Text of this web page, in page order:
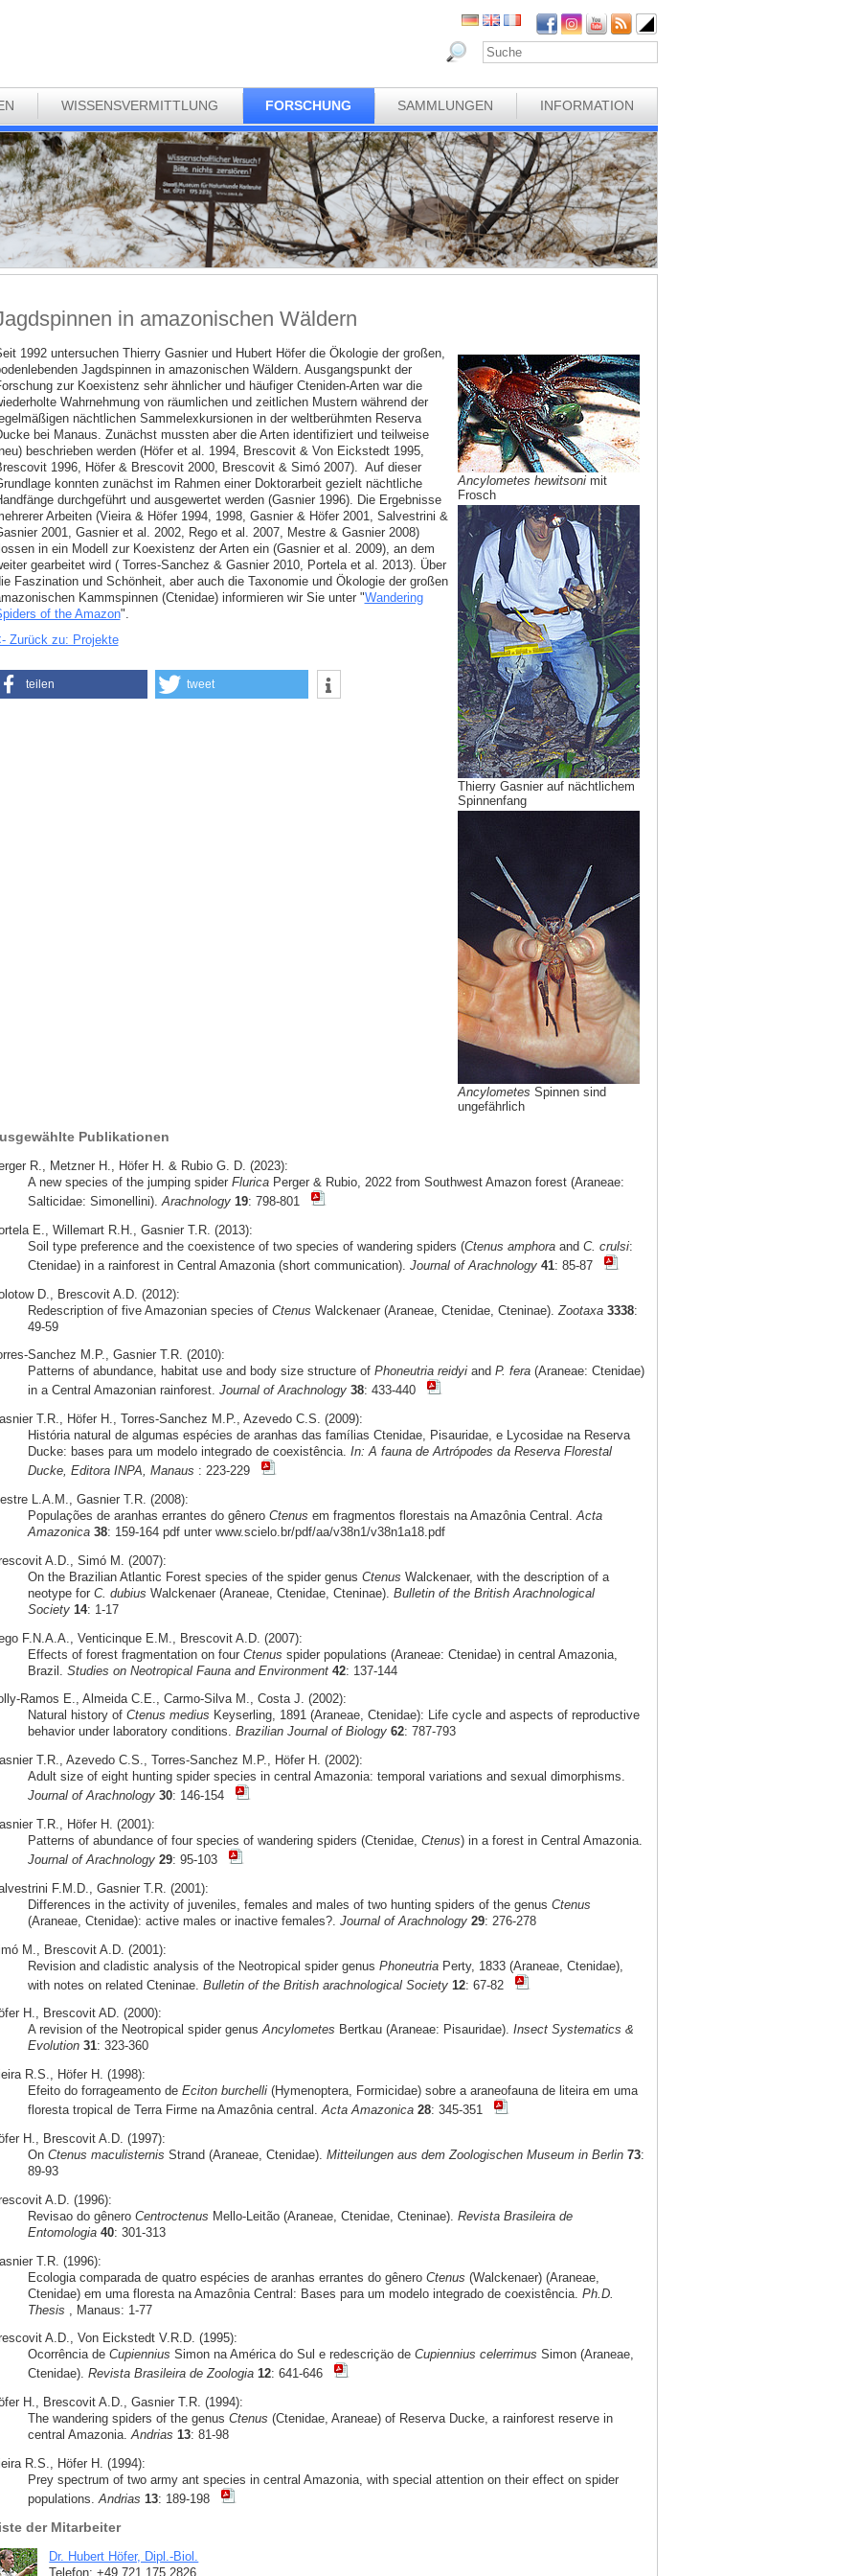
WISSENSVERMITTLUNG FORSCHUNG SAMMLUNGEN INFORMATION
in amazonischen Wäldern
Ancylometes hewitsoni mit
Frosch
Thierry Gasnier auf nächtlichem
Spinnenfang
Ancylometes Spinnen sind
ungefährlich
1992 untersuchen Thierry Gasnier und Hubert Höfer die Ökologie der großen,
Jagdspinnen in amazonischen Wäldern. Ausgangspunkt der
zur Koexistenz sehr ähnlicher und häufiger Cteniden-Arten war die
Wahrnehmung von räumlichen und zeitlichen Mustern während der
nächtlichen Sammelexkursionen in der weltberühmten Reserva
bei Manaus. Zunächst mussten aber die Arten identifiziert und teilweise
beschrieben werden (Höfer et al. 1994, Brescovit & Von Eickstedt 1995,
1996, Höfer & Brescovit 2000, Brescovit & Simó 2007). Auf dieser
konnten zunächst im Rahmen einer Doktorarbeit gezielt nächtliche
durchgeführt und ausgewertet werden (Gasnier 1996). Die Ergebnisse
Arbeiten (Vieira & Höfer 1994, 1998, Gasnier & Höfer 2001, Salvestrini &
2001, Gasnier et al. 2002, Rego et al. 2007, Mestre & Gasnier 2008)
in ein Modell zur Koexistenz der Arten ein (Gasnier et al. 2009), an dem
gearbeitet wird ( Torres-Sanchez & Gasnier 2010, Portela et al. 2013). Über
Faszination und Schönheit, aber auch die Taxonomie und Ökologie der großen
Kammspinnen (Ctenidae) informieren wir Sie unter "Wandering
of the Amazon".
Zurück zu: Projekte
teilen tweet
Publikationen
R., Metzner H., Höfer H. & Rubio G. D. (2023):
A new species of the jumping spider FluricaPerger & Rubio, 2022 from Southwest Amazon forest (Araneae:
Salticidae: Simonellini).Arachnology 19: 798-801
E., Willemart R.H., Gasnier T.R. (2013):
Soil type preference and the coexistence of two species of wandering spiders (Ctenus amphoraand C. crulsi:
Ctenidae) in a rainforest in Central Amazonia (short communication). Journal of Arachnology 41: 85-87
D., Brescovit A.D. (2012):
Redescription of five Amazonian species of Ctenus Walckenaer (Araneae, Ctenidae, Cteninae). Zootaxa 3338:
49-59
Sanchez M.P., Gasnier T.R. (2010):
Patterns of abundance, habitat use and body size structure of Phoneutria reidyiand P. fera(Araneae: Ctenidae)
in a Central Amazonian rainforest. Journal of Arachnology 38: 433-440
T.R., Höfer H., Torres-Sanchez M.P., Azevedo C.S. (2009):
História natural de algumas espécies de aranhas das famílias Ctenidae, Pisauridae, e Lycosidae na Reserva
Ducke: bases para um modelo integrado de coexistência. In: A fauna de Artrópodes da Reserva Florestal
Ducke, Editora INPA, Manaus : 223-229
L.A.M., Gasnier T.R. (2008):
Populações de aranhas errantes do gênero Ctenus em fragmentos florestais na Amazônia Central.Acta
Amazonica 38: 159-164 pdf unter www.scielo.br/pdf/aa/v38n1/v38n1a18.pdf
A.D., Simó M. (2007):
On the Brazilian Atlantic Forest species of the spider genus Ctenus Walckenaer, with the description of a
neotype for C. dubius Walckenaer (Araneae, Ctenidae, Cteninae). Bulletin of the British Arachnological
Society 14: 1-17
F.N.A.A., Venticinque E.M., Brescovit A.D. (2007):
Effects of forest fragmentation on four Ctenus spider populations (Araneae: Ctenidae) in central Amazonia,
Brazil. Studies on Neotropical Fauna and Environment 42: 137-144
Ramos E., Almeida C.E., Carmo-Silva M., Costa J. (2002):
Natural history of Ctenus medius Keyserling, 1891 (Araneae, Ctenidae): Life cycle and aspects of reproductive
behavior under laboratory conditions. Brazilian Journal of Biology 62: 787-793
T.R., Azevedo C.S., Torres-Sanchez M.P., Höfer H. (2002):
Adult size of eight hunting spider species in central Amazonia: temporal variations and sexual dimorphisms.
Journal of Arachnology 30: 146-154
T.R., Höfer H. (2001):
Patterns of abundance of four species of wandering spiders (Ctenidae, Ctenus) in a forest in Central Amazonia.
Journal of Arachnology 29: 95-103
F.M.D., Gasnier T.R. (2001):
Differences in the activity of juveniles, females and males of two hunting spiders of the genus Ctenus
(Araneae, Ctenidae): active males or inactive females?. Journal of Arachnology 29: 276-278
M., Brescovit A.D. (2001):
Revision and cladistic analysis of the Neotropical spider genus PhoneutriaPerty, 1833 (Araneae, Ctenidae),
with notes on related Cteninae. Bulletin of the British arachnological Society 12: 67-82
H., Brescovit AD. (2000):
A revision of the Neotropical spider genusAncylometes Bertkau (Araneae: Pisauridae). Insect Systematics &
Evolution 31: 323-360
R.S., Höfer H. (1998):
Efeito do forrageamento de Eciton burchelli(Hymenoptera, Formicidae) sobre a araneofauna de liteira em uma
floresta tropical de Terra Firme na Amazônia central.Acta Amazonica 28: 345-351
H., Brescovit A.D. (1997):
On Ctenus maculisternis Strand (Araneae, Ctenidae). Mitteilungen aus dem Zoologischen Museum in Berlin 73:
89-93
A.D. (1996):
Revisao do gênero Centroctenus Mello-Leitão (Araneae, Ctenidae, Cteninae). Revista Brasileira de
Entomologia 40: 301-313
T.R. (1996):
Ecologia comparada de quatro espécies de aranhas errantes do gênero Ctenus (Walckenaer) (Araneae,
Ctenidae) em uma floresta na Amazônia Central: Bases para um modelo integrado de coexistência. Ph.D.
Thesis , Manaus: 1-77
A.D., Von Eickstedt V.R.D. (1995):
Ocorrência de Cupiennius Simon na América do Sul e redescriçäo de Cupiennius celerrimus Simon (Araneae,
Ctenidae). Revista Brasileira de Zoologia 12: 641-646
H., Brescovit A.D., Gasnier T.R. (1994):
The wandering spiders of the genus Ctenus (Ctenidae, Araneae) of Reserva Ducke, a rainforest reserve in
central Amazonia.Andrias 13: 81-98
R.S., Höfer H. (1994):
Prey spectrum of two army ant species in central Amazonia, with special attention on their effect on spider
populations.Andrias 13: 189-198
der Mitarbeiter
Dr. Hubert Höfer, Dipl.-Biol.
Telefon: +49 721 175 2826